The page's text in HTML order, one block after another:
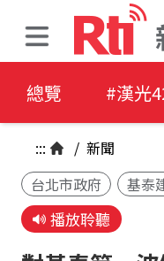
總覽 #漢光
::: / 新聞
台北市政府
基泰
播放聆聽